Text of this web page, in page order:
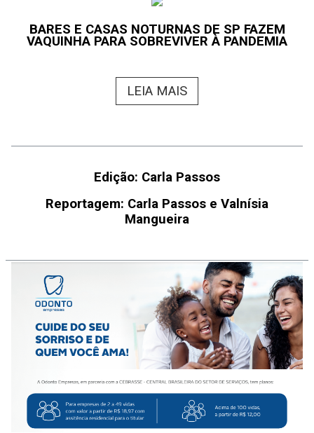
BARES E CASAS NOTURNAS DE SP FAZEM
VAQUINHA PARA SOBREVIVER À PANDEMIA
LEIA MAIS
Edição: Carla Passos
Reportagem: Carla Passos e Valnísia
Mangueira